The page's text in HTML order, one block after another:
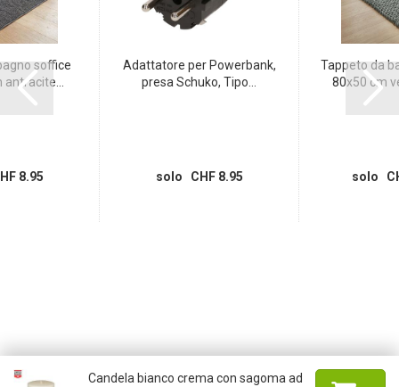
soffice
8.95
Adattatore per Powerbank,
presa Schuko, Tipo...
solo CHF 8.95
Tappeto da
80x50 cm
solo
Candela bianco crema con sagoma ad